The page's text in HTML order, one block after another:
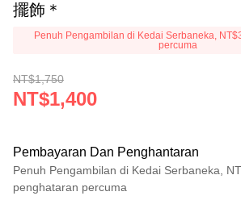
擺飾＊
Penuh Pengambilan di Kedai Serbaneka,
percuma
NT$1,750
NT$1,400
Pembayaran Dan Penghantaran
Penuh Pengambilan di Kedai Serbaneka,
penghataran percuma